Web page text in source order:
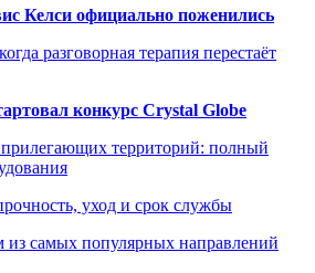
Келси официально поженились
разговорная терапия перестаёт
конкурс Crystal Globe
территорий: полный
уход и срок службы
из самых популярных направлений